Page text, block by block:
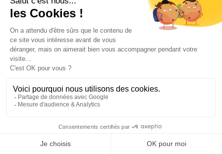
CONTENU
Accès illimité à la borne d'arcade
Possibilité de jouer à 2
fight, conduite...
Des jeux mythiques : Street fighter, Tekken,